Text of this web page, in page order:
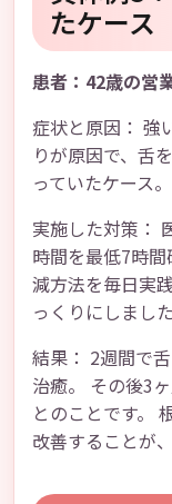
たケース
患者：42歳の営
症状と原因： 強
りが原因で、舌
っていたケース。
実施した対策：
時間を最低7時
減方法を毎日実
っくりにしました
結果： 2週間で
治癒。 その後3
とのことです。
改善することが